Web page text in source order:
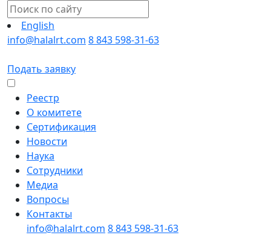
English
info@halalrt.com 8 843 598-31-63
Подать заявку
Реестр
О комитете
Сертификация
Новости
Наука
Сотрудники
Медиа
Вопросы
Контакты
info@halalrt.com 8 843 598-31-63